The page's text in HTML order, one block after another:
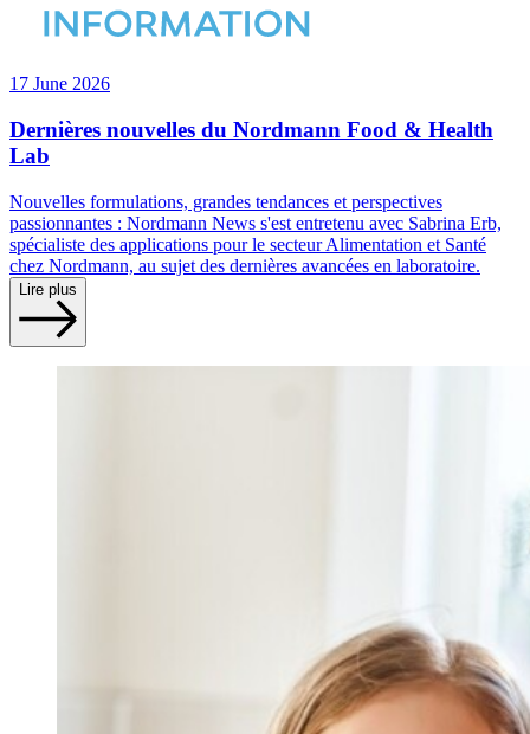
17 June 2026
Dernières nouvelles du Nordmann Food & Health
Lab
Nouvelles formulations, grandes tendances et perspectives
passionnantes : Nordmann News s'est entretenu avec Sabrina Erb,
spécialiste des applications pour le secteur Alimentation et Santé
chez Nordmann, au sujet des dernières avancées en laboratoire.
Lire plus